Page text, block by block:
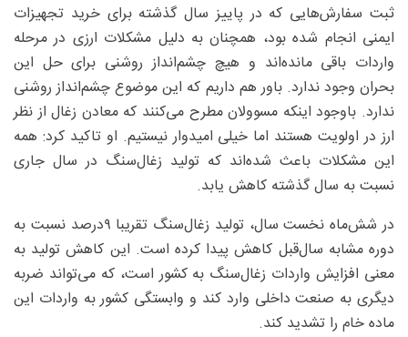
ثبت سفارش‌هایی که در پاییز سال گذشته برای خرید تجهیزات
ایمنی انجام شده بود، همچنان به دلیل مشکلات ارزی در مرحله
واردات باقی مانده‌اند و هیچ چشم‌انداز روشنی برای حل این
بحران وجود ندارد. باور هم داریم که این موضوع چشم‌انداز روشنی
ندارد. باوجود اینکه مسوولان مطرح می‌کنند که معادن زغال از نظر
ارز در اولویت هستند اما خیلی امیدوار نیستیم. او تاکید کرد: همه
این مشکلات باعث شده‌اند که تولید زغال‌سنگ در سال جاری
نسبت به سال گذشته کاهش یابد.
در شش‌ماه نخست سال، تولید زغال‌سنگ تقریبا ۹درصد نسبت به
دوره مشابه سال‌قبل کاهش پیدا کرده است. این کاهش تولید به
معنی افزایش واردات زغال‌سنگ به کشور است، که می‌تواند ضربه‌
دیگری به صنعت داخلی وارد کند و وابستگی کشور به واردات این
ماده خام را تشدید کند.